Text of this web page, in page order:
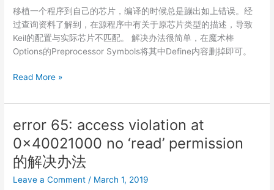
is
defective
的
解
办
移植一个程序到自己的芯片，编译的时候总是蹦出如上错误。经
过查询资料了解到，在源程序中有关于原芯片类型的描述，导致
Keil的配置与实际芯片不匹配。 解决办法很简单，在魔术棒
Options的Preprocessor Symbols将其中Define内容删掉即可。
MDK
error:
expected
a
“}”
错
误
Read More »
error 65: access violation at
0x40021000 no ‘read’ permission
的解决办法
Leave a Comment / March 1, 2019